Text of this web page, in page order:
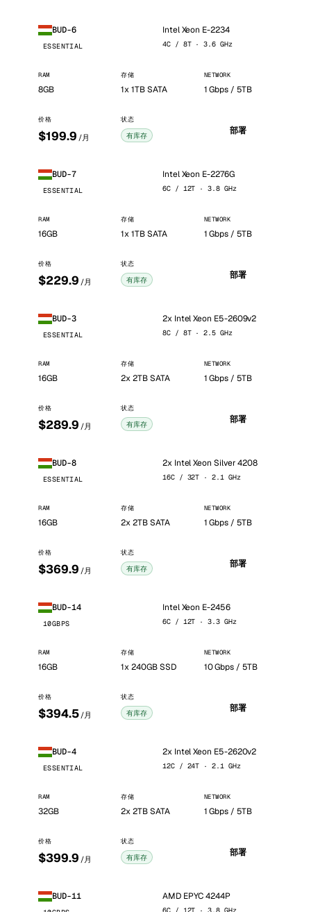
BUD-6
ESSENTIAL
Intel Xeon E-2234
4C / 8T · 3.6 GHz
RAM
8GB
存储
1x 1TB SATA
NETWORK
1 Gbps / 5TB
价格
$199.9 /月
状态
有库存 部署
BUD-7
ESSENTIAL
Intel Xeon E-2276G
6C / 12T · 3.8 GHz
RAM
16GB
存储
1x 1TB SATA
NETWORK
1 Gbps / 5TB
价格
$229.9 /月
状态
有库存 部署
BUD-3
ESSENTIAL
2x Intel Xeon E5-2609v2
8C / 8T · 2.5 GHz
RAM
16GB
存储
2x 2TB SATA
NETWORK
1 Gbps / 5TB
价格
$289.9 /月
状态
有库存 部署
BUD-8
ESSENTIAL
2x Intel Xeon Silver 4208
16C / 32T · 2.1 GHz
RAM
16GB
存储
2x 2TB SATA
NETWORK
1 Gbps / 5TB
价格
$369.9 /月
状态
有库存 部署
BUD-14
10GBPS
Intel Xeon E-2456
6C / 12T · 3.3 GHz
RAM
16GB
存储
1x 240GB SSD
NETWORK
10 Gbps / 5TB
价格
$394.5 /月
状态
有库存 部署
BUD-4
ESSENTIAL
2x Intel Xeon E5-2620v2
12C / 24T · 2.1 GHz
RAM
32GB
存储
2x 2TB SATA
NETWORK
1 Gbps / 5TB
价格
$399.9 /月
状态
有库存 部署
BUD-11 AMD EPYC 4244P